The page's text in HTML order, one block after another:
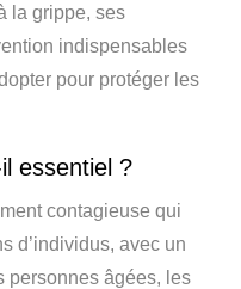
la grippe, ses
indispensables
pour protéger les
essentiel ?
contagieuse qui
d’individus, avec un
personnes âgées, les